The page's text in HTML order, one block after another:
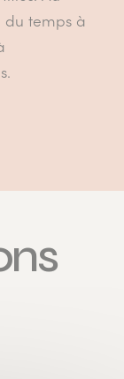
temps à